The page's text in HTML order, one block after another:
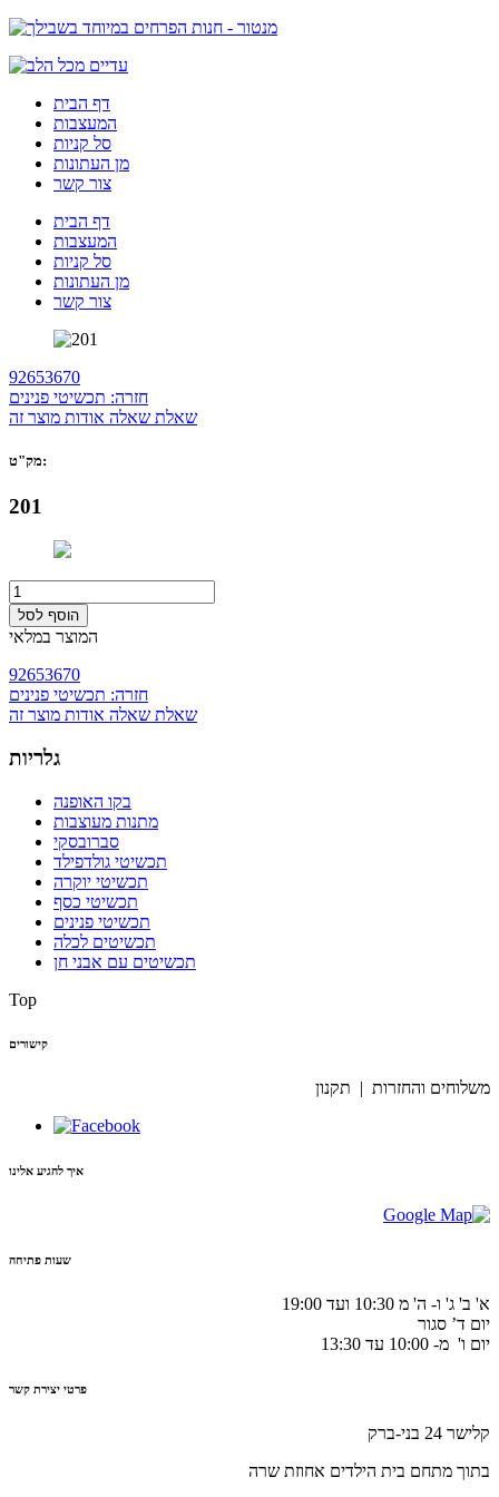
דף הבית
המעצבות
סל קניות
מן העתונות
צור קשר
דף הבית
המעצבות
סל קניות
מן העתונות
צור קשר
92653670
חזרה: תכשיטי פנינים
שאלת שאלה אודות מוצר זה
מק"ט:
201
המוצר במלאי
92653670
חזרה: תכשיטי פנינים
שאלת שאלה אודות מוצר זה
גלריות
בקו האופנה
מתנות מעוצבות
סברובסקי
תכשיטי גולדפילד
תכשיטי יוקרה
תכשיטי כסף
תכשיטי פנינים
תכשיטים לכלה
תכשיטים עם אבני חן
Top
קישורים
משלוחים והחזרות | תקנון
איך להגיע אלינו
שעות פתיחה
א' ב' ג' ו- ה' מ 10:30 ועד 19:00
יום ד’ סגור
יום ו' מ- 10:00 עד 13:30
פרטי יצירת קשר
קלישר 24 בני-ברק
בתוך מתחם בית הילדים אחוזת שרה